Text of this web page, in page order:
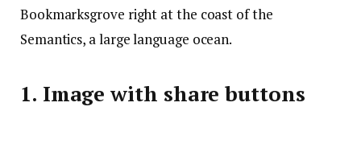
Bookmarksgrove right at the coast of the
Semantics, a large language ocean.
1. Image with share buttons